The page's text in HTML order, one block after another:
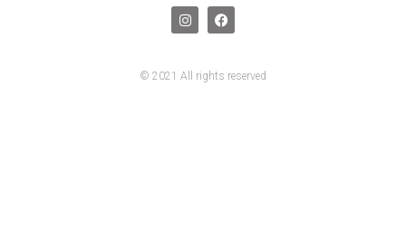
© 2021 All rights reserved